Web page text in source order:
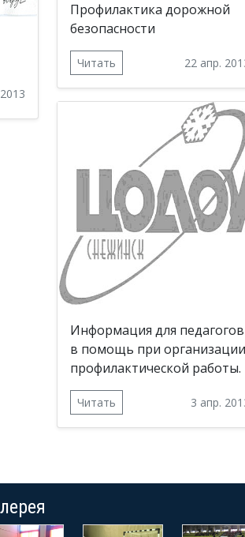
Профилактика дорожной
безопасности
Читать 22 апр.
Информация для педагогов
в помощь при организации
профилактической работы.
Читать 3 апр.